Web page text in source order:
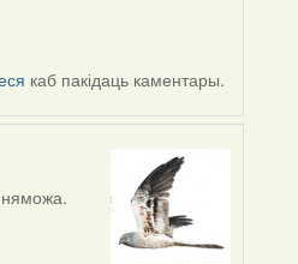
каб пакідаць каментары.
няможа.